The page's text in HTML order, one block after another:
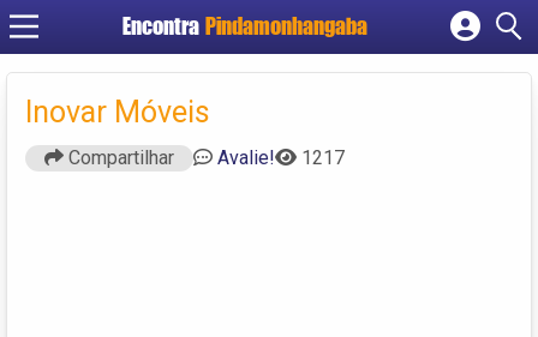
Encontra Pindamonhangaba
Cadastrar empresa
Inovar Móveis
Compartilhar Avalie! 1217